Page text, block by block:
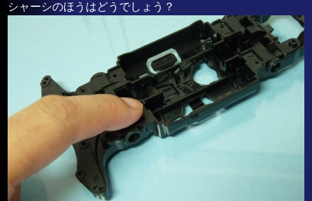
シャーシのほうはどうでしょう？